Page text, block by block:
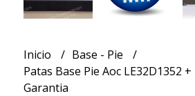
Inicio
Base - Pie
Patas Base Pie Aoc LE32D1352
Garantia